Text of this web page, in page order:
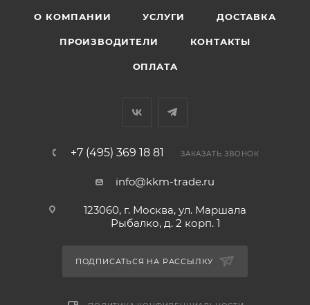
О КОМПАНИИ УСЛУГИ ДОСТАВКА
ПРОИЗВОДИТЕЛИ КОНТАКТЫ
ОПЛАТА
+7 (495) 369 18 81 ЗАКАЗАТЬ ЗВОНОК
info@kkm-trade.ru
123060, г. Москва, ул. Маршала
Рыбалко, д. 2 корп. 1
ПОДПИСАТЬСЯ НА РАССЫЛКУ